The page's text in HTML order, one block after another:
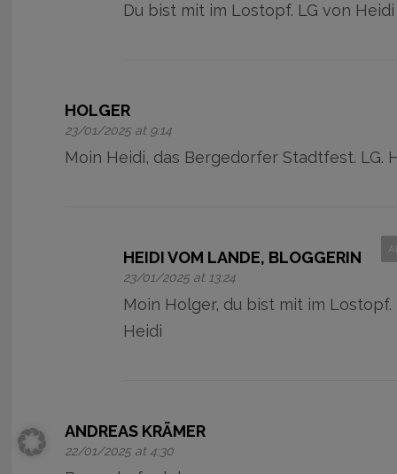
Du bist mit im Lostopf. LG von Heidi
HOLGER
23/01/2025 at 9:14
Moin Heidi, das Bergedorfer Stadtfest. LG.
HEIDI VOM LANDE, BLOGGERIN
23/01/2025 at 13:24
Moin Holger, du bist mit im Lostopf.
Heidi
ANDREAS KRÄMER
22/01/2025 at 4:30